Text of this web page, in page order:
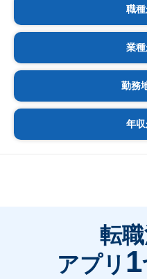
職
業
勤務
年
転
アプリ 1